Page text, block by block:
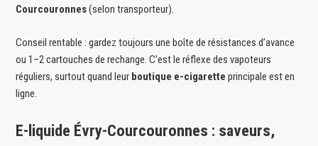
Courcouronnes(selon transporteur).
Conseil rentable : gardez toujours une boîte de résistances d’avance
ou 1–2 cartouches de rechange. C’est le réflexe des vapoteurs
réguliers, surtout quand leur boutique e-cigarette principale est en
ligne.
E-liquide Évry-Courcouronnes : saveurs,